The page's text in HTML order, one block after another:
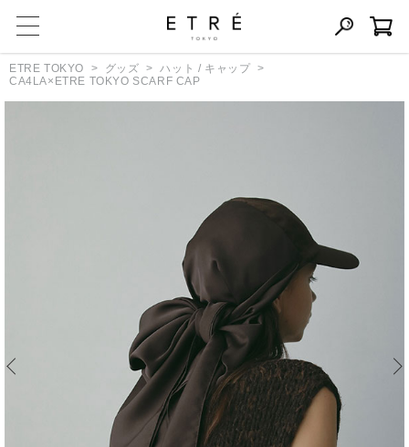
ETRE TOKYO グッズ
ハット / キャップ
CA4LA×ETRE TOKYO SCARF CAP